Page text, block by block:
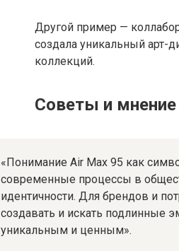
Другой пример —
создала уникальный арт-
коллекций.
Советы и мнение
«Понимание Air Max 95 как
современные процессы в
идентичности. Для брендов и
создавать и искать подлинные
уникальным и ценным».